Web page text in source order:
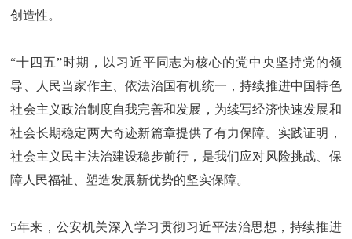
创造性。
“十四五”时期，以习近平同志为核心的党中央坚持党的领
导、人民当家作主、依法治国有机统一，持续推进中国特色
社会主义政治制度自我完善和发展，为续写经济快速发展和
社会长期稳定两大奇迹新篇章提供了有力保障。实践证明，
社会主义民主法治建设稳步前行，是我们应对风险挑战、保
障人民福祉、塑造发展新优势的坚实保障。
5年来，公安机关深入学习贯彻习近平法治思想，持续推进